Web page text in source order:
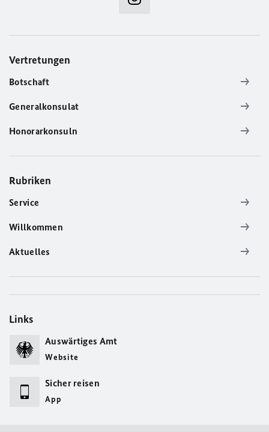
Vertretungen
Botschaft
Generalkonsulat
Honorarkonsuln
Rubriken
Service
Willkommen
Aktuelles
Links
Auswärtiges Amt
Website
Sicher reisen
App